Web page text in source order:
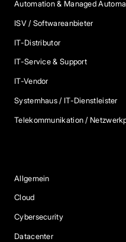
Automation & Managed
ISV / Softwareanbieter
IT-Distributor
IT-Service & Support
IT-Vendor
Systemhaus / IT-Dienstleister
Telekommunikation /
Allgemein
Cloud
Cybersecurity
Datacenter